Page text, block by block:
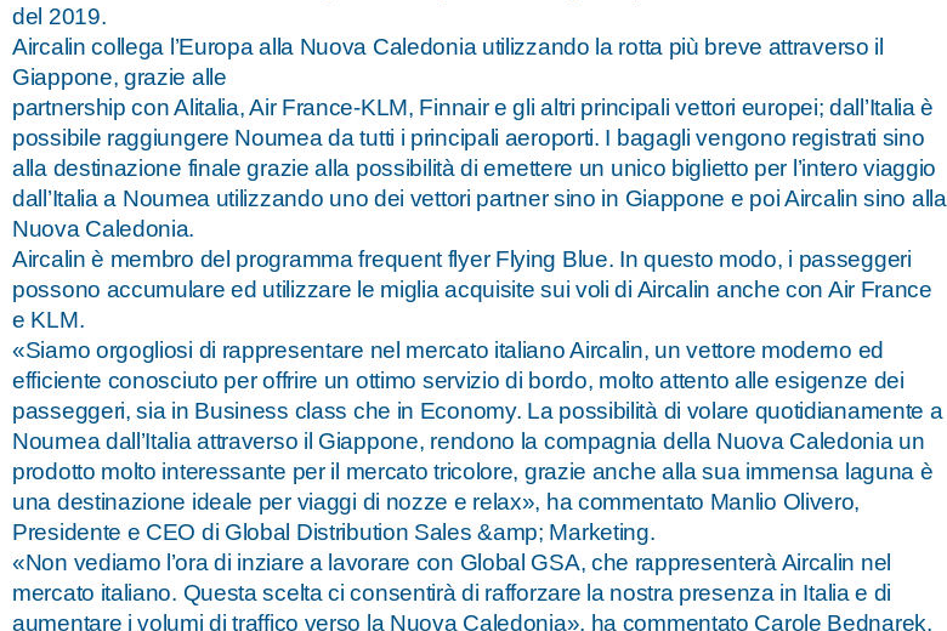
del 2019.
Aircalin collega l’Europa alla Nuova Caledonia utilizzando la rotta più breve attraverso il
Giappone, grazie alle
partnership con Alitalia, Air France-KLM, Finnair e gli altri principali vettori europei; dall’Italia è
possibile raggiungere Noumea da tutti i principali aeroporti. I bagagli vengono registrati sino
alla destinazione finale grazie alla possibilità di emettere un unico biglietto per l’intero viaggio
dall’Italia a Noumea utilizzando uno dei vettori partner sino in Giappone e poi Aircalin sino alla
Nuova Caledonia.
Aircalin è membro del programma frequent flyer Flying Blue. In questo modo, i passeggeri
possono accumulare ed utilizzare le miglia acquisite sui voli di Aircalin anche con Air France
e KLM.
«Siamo orgogliosi di rappresentare nel mercato italiano Aircalin, un vettore moderno ed
efficiente conosciuto per offrire un ottimo servizio di bordo, molto attento alle esigenze dei
passeggeri, sia in Business class che in Economy. La possibilità di volare quotidianamente a
Noumea dall’Italia attraverso il Giappone, rendono la compagnia della Nuova Caledonia un
prodotto molto interessante per il mercato tricolore, grazie anche alla sua immensa laguna è
una destinazione ideale per viaggi di nozze e relax», ha commentato Manlio Olivero,
Presidente e CEO di Global Distribution Sales &amp; Marketing.
«Non vediamo l’ora di inziare a lavorare con Global GSA, che rappresenterà Aircalin nel
mercato italiano. Questa scelta ci consentirà di rafforzare la nostra presenza in Italia e di
aumentare i volumi di traffico verso la Nuova Caledonia», ha commentato Carole Bednarek,